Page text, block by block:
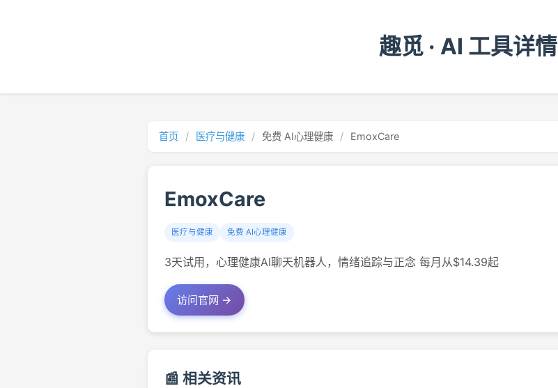
趣觅 · AI 工具详情
首页 / 医疗与健康 / 免费 AI心理健康 / EmoxCare
EmoxCare
医疗与健康 免费 AI心理健康
3天试用，心理健康AI聊天机器人，情绪追踪与正念 每月从$14.39起
访问官网 →
📰 相关资讯